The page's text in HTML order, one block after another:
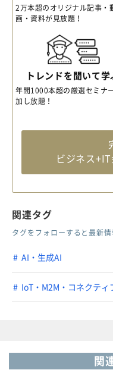
2万本超のオリジナル記事・
画・資料が見放題！
トレンドを聞いて学
年間1000本超の厳選セミナ
加し放題！
ビジネス
関連タグ
タグをフォローすると最新
AI・生成AI
IoT・M2M・コネクティ
関